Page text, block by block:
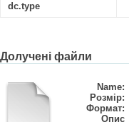
dc.type
Долучені файли
Name:
Розмір:
Формат:
Опис